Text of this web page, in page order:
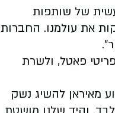
של שותפות
את עולמנו. החברות
פאטל, ולשרת
מאיראן להשיג נשק